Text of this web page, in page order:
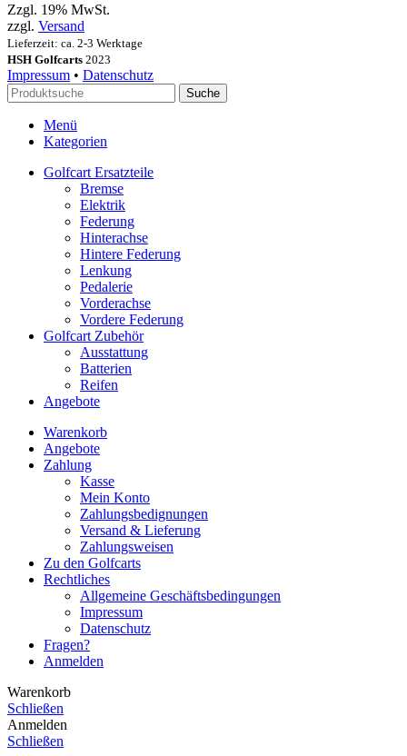
Zzgl. 19% MwSt.
zzgl. Versand
Lieferzeit: ca. 2-3 Werktage
HSH Golfcarts 2023
Impressum • Datenschutz
Suche
Menü
Kategorien
Golfcart Ersatzteile
Bremse
Elektrik
Federung
Hinterachse
Hintere Federung
Lenkung
Pedalerie
Vorderachse
Vordere Federung
Golfcart Zubehör
Ausstattung
Batterien
Reifen
Angebote
Warenkorb
Angebote
Zahlung
Kasse
Mein Konto
Zahlungsbedignungen
Versand & Lieferung
Zahlungsweisen
Zu den Golfcarts
Rechtliches
Allgemeine Geschäftsbedingungen
Impressum
Datenschutz
Fragen?
Anmelden
Warenkorb
Schließen
Anmelden
Schließen